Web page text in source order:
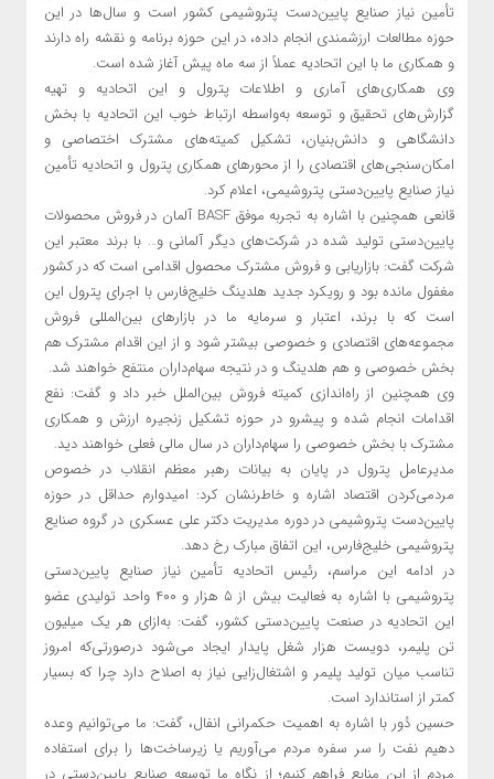
تأمین نیاز صنایع پایین‌دست پتروشیمی کشور است و سال‌ها در این
حوزه مطالعات ارزشمندی انجام داده، در این حوزه برنامه و نقشه راه دارند
و همکاری ما با این اتحادیه عملاً از سه ماه پیش آغاز شده است.
وی همکاری‌های آماری و اطلاعات پترول و این اتحادیه و تهیه
گزارش‌های تحقیق و توسعه به‌واسطه ارتباط خوب این اتحادیه با بخش
دانشگاهی و دانش‌بنیان، تشکیل کمیته‌های مشترک اختصاصی و
امکان‌سنجی‌های اقتصادی را از محورهای همکاری پترول و اتحادیه تأمین
نیاز صنایع پایین‌دستی پتروشیمی، اعلام کرد.
قانعی همچنین با اشاره به تجربه موفق BASF آلمان در فروش محصولات
پایین‌دستی تولید شده در شرکت‌های دیگر آلمانی و… با برند معتبر این
شرکت گفت: بازاریابی و فروش مشترک محصول اقدامی است که در کشور
مغفول مانده بود و رویکرد جدید هلدینگ خلیج‌فارس با اجرای پترول این
است که با برند، اعتبار و سرمایه ما در بازارهای بین‌المللی فروش
مجموعه‌های اقتصادی و خصوصی بیشتر شود و از این اقدام مشترک هم
بخش خصوصی و هم هلدینگ و در نتیجه سهام‌داران منتفع خواهند شد.
وی همچنین از راه‌اندازی کمیته فروش بین‌الملل خبر داد و گفت: نفع
اقدامات انجام شده و پیشرو در حوزه تشکیل زنجیره ارزش و همکاری
مشترک با بخش خصوصی را سهام‌داران در سال مالی فعلی خواهند دید.
مدیرعامل پترول در پایان به بیانات رهبر معظم انقلاب در خصوص
مردمی‌کردن اقتصاد اشاره و خاطرنشان کرد: امیدوارم حداقل در حوزه
پایین‌دست پتروشیمی در دوره مدیریت دکتر علی عسکری در گروه صنایع
پتروشیمی خلیج‌فارس، این اتفاق مبارک رخ دهد.
در ادامه این مراسم، رئیس اتحادیه تأمین نیاز صنایع پایین‌دستی
پتروشیمی با اشاره به فعالیت بیش از ۵ هزار و ۴۰۰ واحد تولیدی عضو
این اتحادیه در صنعت پایین‌دستی کشور، گفت: به‌ازای هر یک میلیون
تن پلیمر، دویست هزار شغل پایدار ایجاد می‌شود درصورتی‌که امروز
تناسب میان تولید پلیمر و اشتغال‌زایی نیاز به اصلاح دارد چرا که بسیار
کمتر از استاندارد است.
حسین دُور با اشاره به اهمیت حکمرانی انفال، گفت: ما می‌توانیم وعده
دهیم نفت را سر سفره مردم می‌آوریم یا زیرساخت‌ها را برای استفاده
مردم از این منابع فراهم کنیم؛ از نگاه ما توسعه صنایع پایین‌دستی در